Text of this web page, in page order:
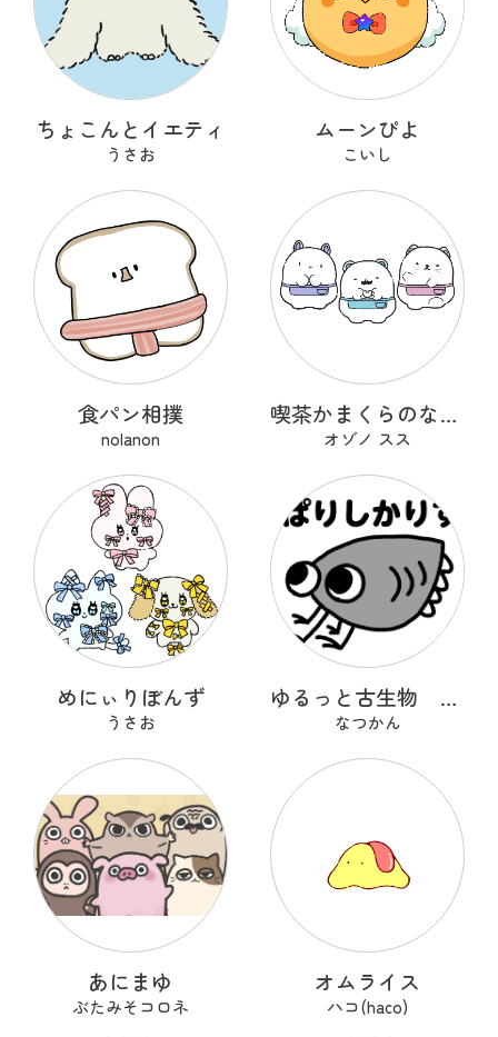
ちょこんとイエティ
うさお
ムーンぴよ
こいし
食パン相撲
nolanon
喫茶かまくらのなかまたち
オゾノ スス
めにぃりぼんず
うさお
ゆるっと古生物 ぱりしかりす
なつかん
あにまゆ
ぶたみそコロネ
オムライス
ハコ(haco)